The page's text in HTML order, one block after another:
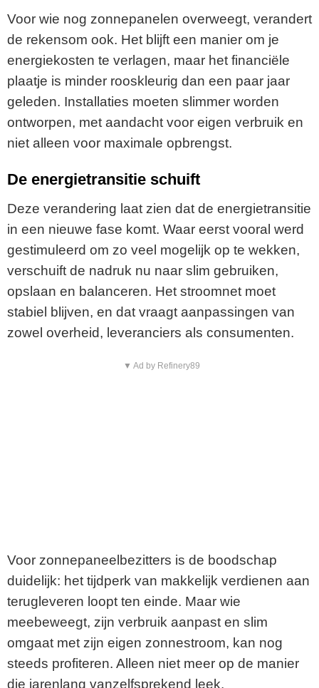
Voor wie nog zonnepanelen overweegt, verandert
de rekensom ook. Het blijft een manier om je
energiekosten te verlagen, maar het financiële
plaatje is minder rooskleurig dan een paar jaar
geleden. Installaties moeten slimmer worden
ontworpen, met aandacht voor eigen verbruik en
niet alleen voor maximale opbrengst.
De energietransitie schuift
Deze verandering laat zien dat de energietransitie
in een nieuwe fase komt. Waar eerst vooral werd
gestimuleerd om zo veel mogelijk op te wekken,
verschuift de nadruk nu naar slim gebruiken,
opslaan en balanceren. Het stroomnet moet
stabiel blijven, en dat vraagt aanpassingen van
zowel overheid, leveranciers als consumenten.
▼ Ad by Refinery89
Voor zonnepaneelbezitters is de boodschap
duidelijk: het tijdperk van makkelijk verdienen aan
terugleveren loopt ten einde. Maar wie
meebeweegt, zijn verbruik aanpast en slim
omgaat met zijn eigen zonnestroom, kan nog
steeds profiteren. Alleen niet meer op de manier
die jarenlang vanzelfsprekend leek.